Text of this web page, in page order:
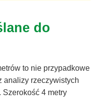
do
to nie przypadkowe
analizy rzeczywistych
Szerokość 4 metry